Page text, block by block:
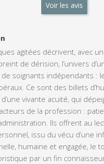
Voir les avis
agitées décrivent, avec
de dérision, l’univers
soignants indépendants :
Ce sont des billets
vivante acuité, qui
de la profession :
Ils offrent au
issu du vécu d’une
humaine et engagée, le
par un fin